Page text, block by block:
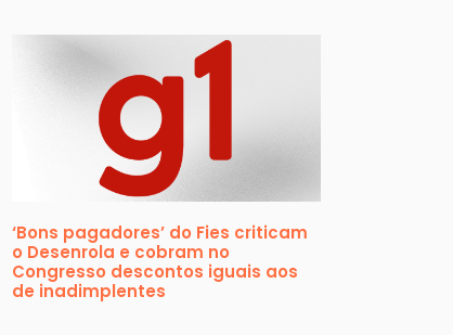
‘Bons pagadores’ do Fies criticam
o Desenrola e cobram no
Congresso descontos iguais aos
de inadimplentes